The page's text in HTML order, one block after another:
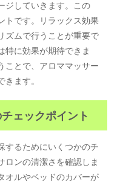
ジしていきます。この
トです。リラックス効果
ズムで行うことが重要で
特に効果が期待できま
ことで、アロママッサー
ます。
ェックポイント
するためにいくつかのチ
ロンの清潔さを確認しま
オルやベッドのカバーが